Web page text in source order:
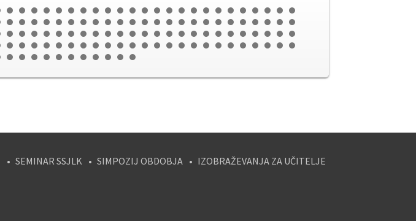
SEMINAR SSJLK SIMPOZIJ OBDOBJA IZOBRAŽEVANJA ZA UČITELJE